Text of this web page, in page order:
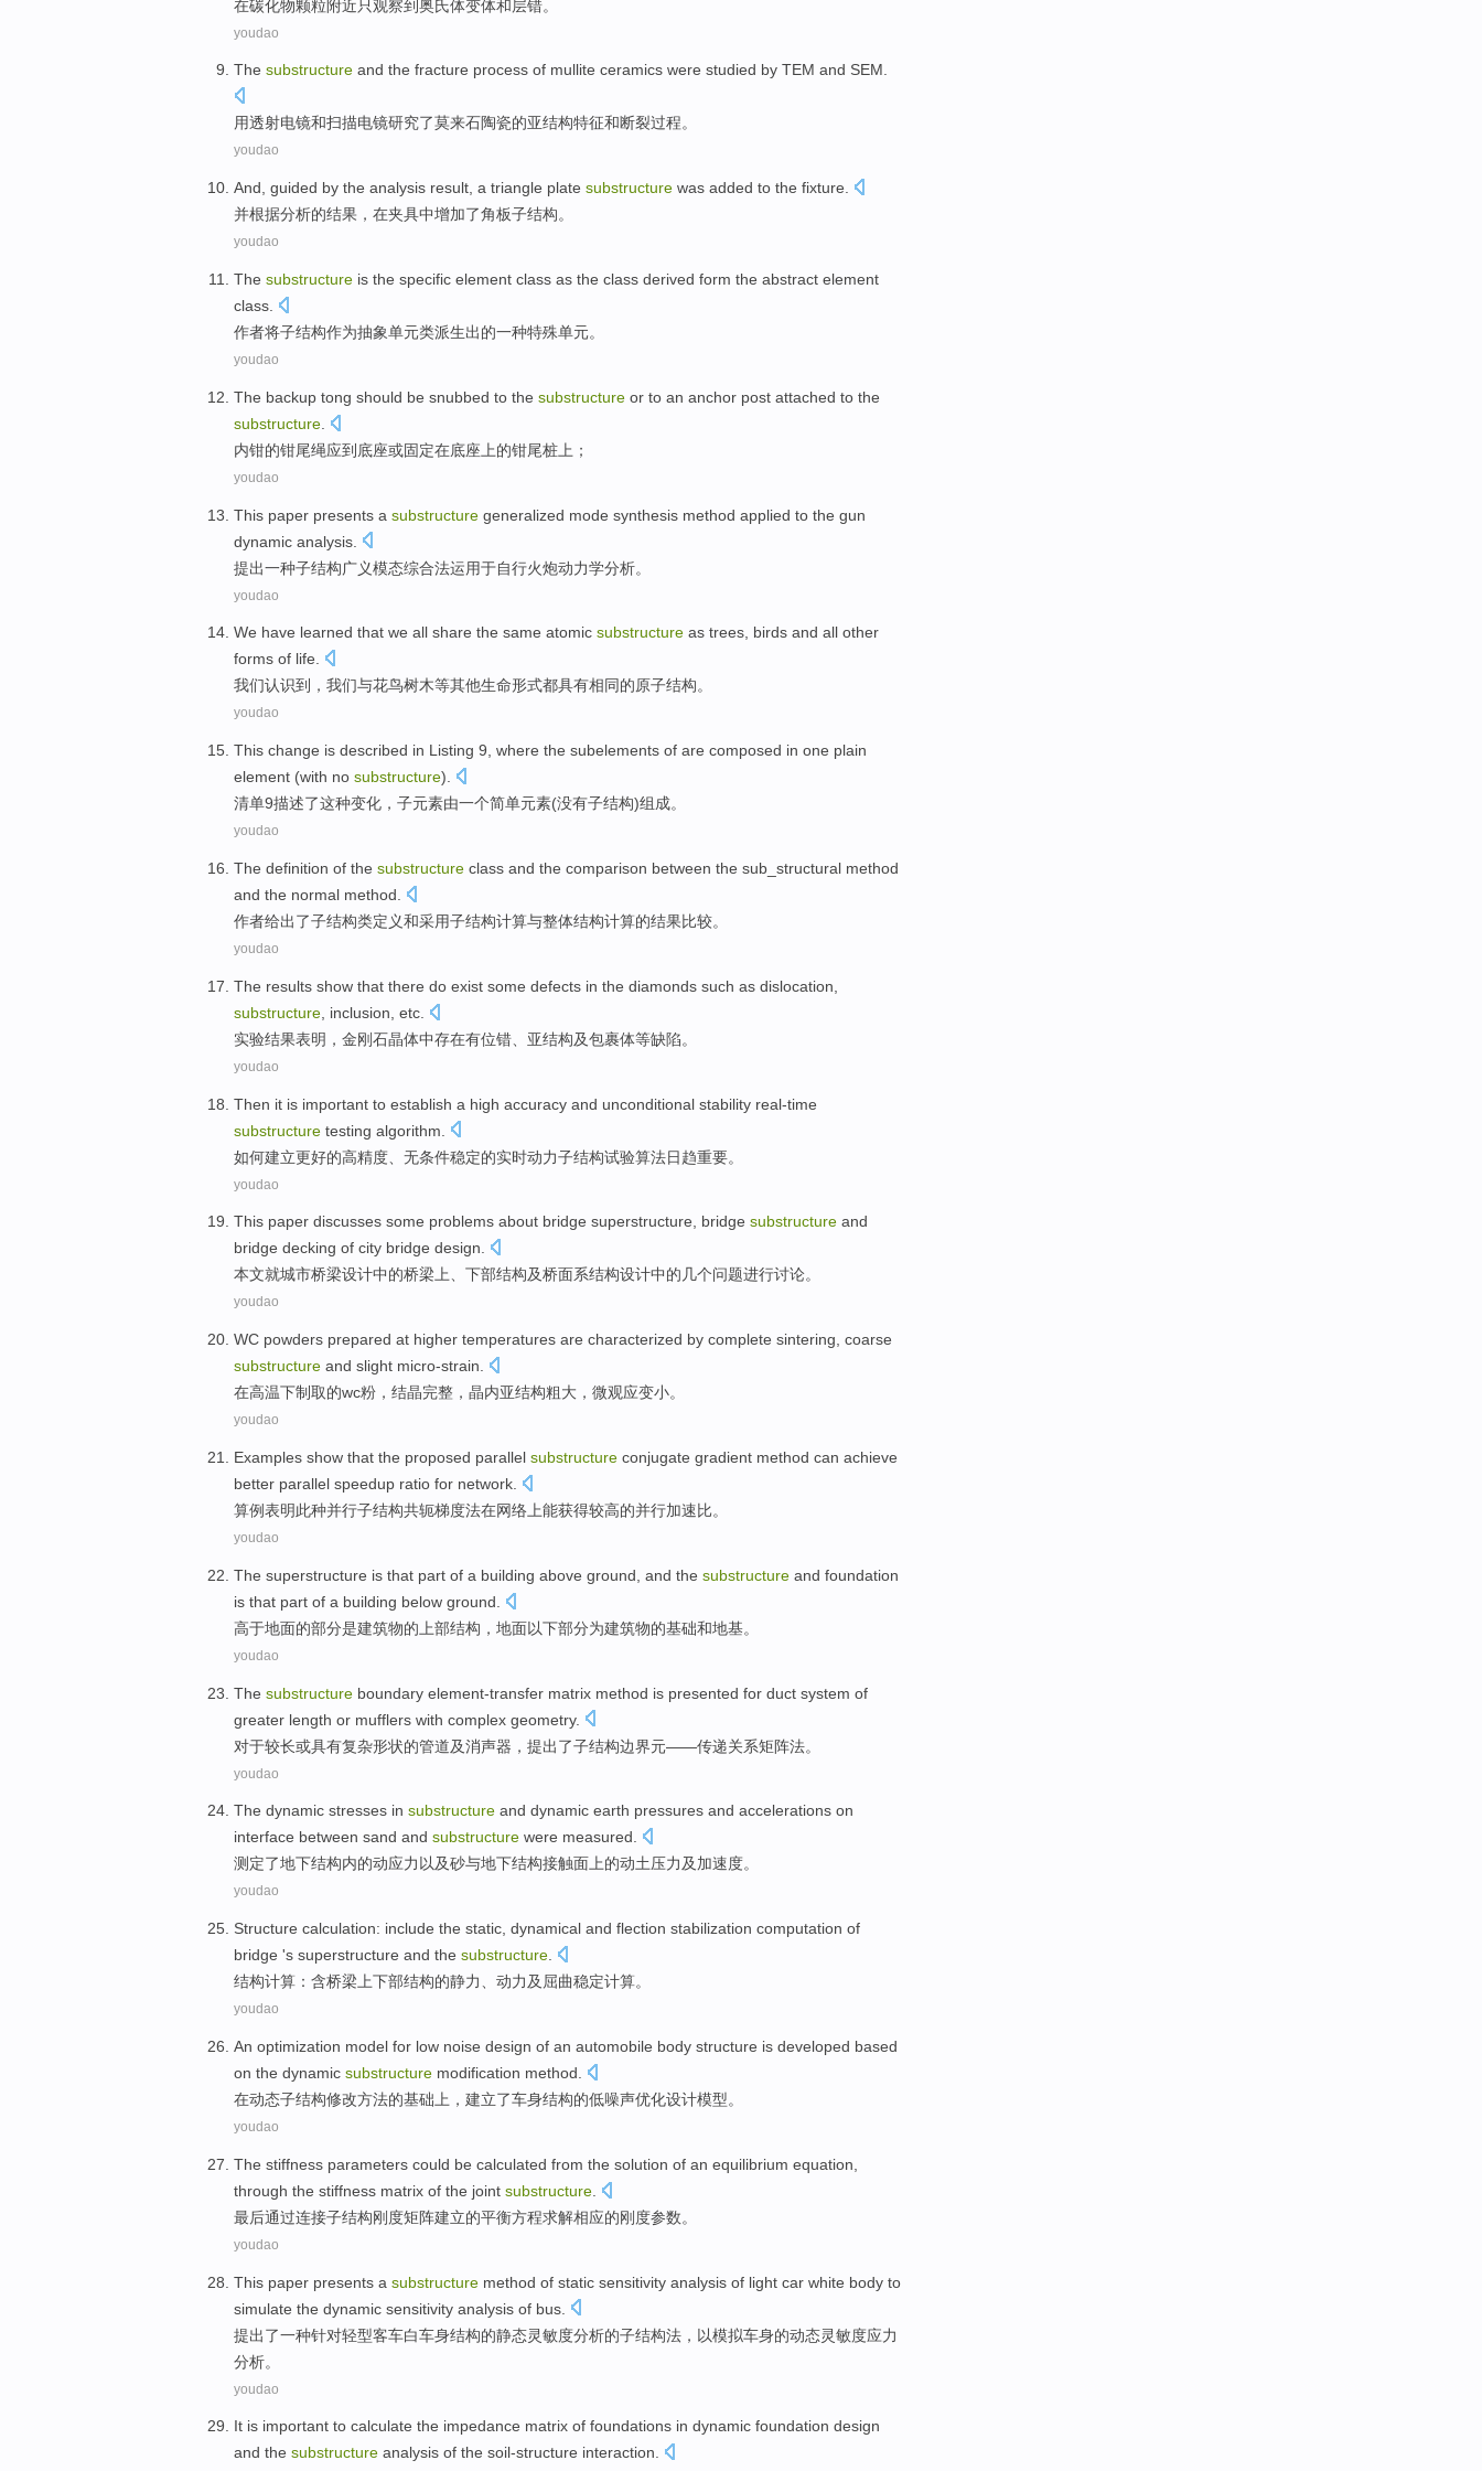
在碳化物颗粒附近只观察到 奥氏体变体和 层错。
youdao
The substructure and the fracture process of mullite ceramics were studied by TEM and SEM.
用透射电镜和扫描电镜研究了莫来石陶瓷的亚结构特征和断裂过程。
youdao
And guided by the analysis result a triangle plate substructure was added to the fixture
并根据分析的结果 ，在夹具中增加了角板子结构。
youdao
The substructure is the specific element class as the class derived form the abstract element
class.
作者将子结构作为抽象单元类派生出的一种特殊单元。
youdao
The backup tong should be snubbed to the substructure or to an anchor post attached to the
substructure
内钳的钳尾绳应到底座或固定在底座 上的钳尾桩 上；
youdao
This paper presents a substructure generalized mode synthesis method applied to the gun
dynamic analysis
提出一种子结构广义模态综合法运用于自行火炮动力学分析。
youdao
We have learned that we all share the same atomic substructure as trees, birds and all other
forms of life.
我们认识到，我们与花鸟树木等其他生命形式都具有相同的原子结构。
youdao
This change is described in Listing 9 where the subelements of are composed in one plain
element (with no substructure).
清单9描述了这种变化 ， 子元素由一个简单元素(没有子结构)组成。
youdao
The definition of the substructure class and the comparison between the sub_structural method
and the normal method.
作者给出了子结构类定义和采用子结构计算与整体结构计算的结果比较。
youdao
The results show that there do exist some defects in the diamonds such as dislocation
substructure inclusion etc
实验结果表明 ， 金刚石晶体中存在有位错 、亚结构及包裹体等缺陷。
youdao
Then it is important to establish a high accuracy and unconditional stability real-time
substructure testing algorithm
如何建立更好的高精度 无条件稳定的实时动力子结构试验算法日趋重要。
youdao
This paper discusses some problems about bridge superstructure, bridge substructure and
bridge decking of city bridge design.
本文就城市桥梁设计中的桥梁上、 下部结构及桥面系结构设计中的几个问题进行讨论。
youdao
WC powders prepared at higher temperatures are characterized by complete sintering, coarse
substructure and slight micro-strain
在高温下制取的wc粉 ，结晶完整 ，晶内亚结构粗大 ，微观应变小。
youdao
Examples show that the proposed parallel substructure conjugate gradient method can achieve
better parallel speedup ratio for network
算例表明此种并行子结构共轭梯度法在网络 上能获得较高的并行加速比。
youdao
The superstructure is that part of a building above ground , and the substructure and foundation
is that part of a building below ground.
高于地面的部分是建筑物的 上部结构 ，地面以下部分为建筑物的基础和地基。
youdao
The substructure boundary element-transfer matrix method is presented for duct system of
greater length or mufflers with complex geometry.
对于较长或具有复杂形状的管道及消声器 ， 提出了子结构边界元——传递关系矩阵法。
youdao
The dynamic stresses in substructure and dynamic earth pressures and accelerations on
interface between sand and substructure were measured.
测定了地下结构内的动应力 以及砂与地下结构接触面上的动土压力及加速度。
youdao
Structure calculation: include the static dynamical and flection stabilization computation of
bridge 's superstructure and the substructure
结构计算 ： 含桥梁 上下部结构的静力 动力及 屈曲稳定计算。
youdao
An optimization model for low noise design of an automobile body structure is developed based
on the dynamic substructure modification method
在动态子结构修改方法的基础 上， 建立了车身结构的低噪声优化设计模型。
youdao
The stiffness parameters could be calculated from the solution of an equilibrium equation
through the stiffness matrix of the joint substructure
最后通过连接子结构刚度矩阵建立的平衡方程求解相应的刚度参数。
youdao
This paper presents a substructure method of static sensitivity analysis of light car white body to
simulate the dynamic sensitivity analysis of bus.
提出了一种针对轻型客车白车身结构的静态灵敏度分析的子结构法 ， 以模拟车身的动态灵敏度应力
分析。
youdao
It is important to calculate the impedance matrix of foundations in dynamic foundation design
and the substructure analysis of the soil-structure interaction.